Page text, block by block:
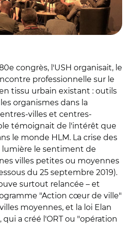
congrès, l'USH organisait, le
professionnelle sur le
tissu urbain existant : outils
organismes dans la
villes et centres-
témoignait de l'intérêt que
le monde HLM. La crise des
lumière le sentiment de
villes petites ou moyennes
du 25 septembre 2019).
surtout relancée – et
"Action cœur de ville"
moyennes, et la loi Elan
qui a créé l'ORT ou "opération